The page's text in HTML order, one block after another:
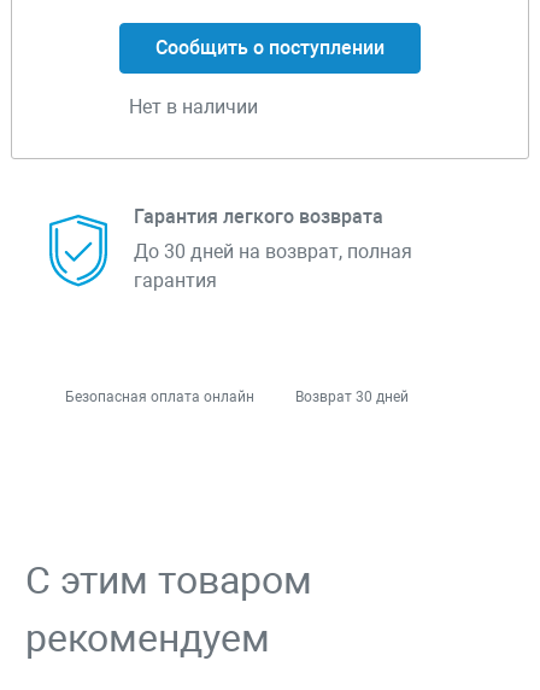
Сообщить о поступлении
Нет в наличии
Гарантия легкого возврата
До 30 дней на возврат, полная
гарантия
Безопасная оплата онлайн Возврат 30 дней
С этим товаром
рекомендуем